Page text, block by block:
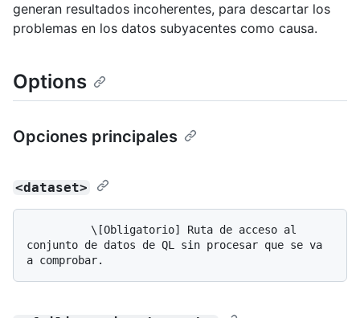
generan resultados incoherentes, para descartar los
problemas en los datos subyacentes como causa.
Options
Opciones principales
<dataset>
conjunto de datos de QL sin procesar que se va